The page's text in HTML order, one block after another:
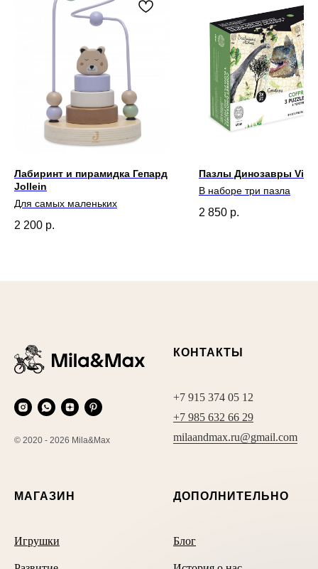
Лабиринт и пирамидка Гепард
Jollein
Для самых маленьких
2 200 р.
Пазлы Динозавры Vilac
В наборе три пазла
2 850 р.
© 2020 - 2026 Mila&Max
КОНТАКТЫ
+7 915 374 05 12
+7 985 632 66 29
milaandmax.ru@gmail.com
МАГАЗИН
Игрушки
ДОПОЛНИТЕЛЬНО
Блог